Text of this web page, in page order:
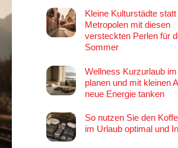
Kleine Kulturstädte statt
Metropolen mit diesen
versteckten Perlen für
Sommer
Wellness Kurzurlaub
planen und mit kleinen
neue Energie tanken
So nutzen Sie den
im Urlaub optimal und